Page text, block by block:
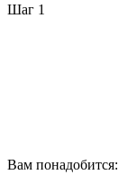
Шаг 1
Вам понадобится: